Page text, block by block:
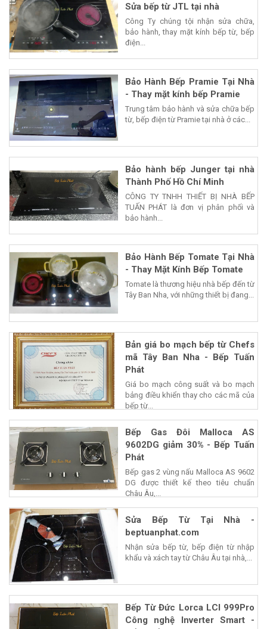
Sửa bếp từ JTL tại nhà
Công Ty chúng tội nhận sửa chữa,
bảo hành, thay mặt kính bếp từ, bếp
điện...
Bảo Hành Bếp Pramie Tại Nhà
- Thay mặt kính bếp Pramie
Trung tâm bảo hành và sửa chữa bếp
từ, bếp điện từ Pramie tại nhà ở các...
Bảo hành bếp Junger tại nhà
Thành Phố Hồ Chí Minh
CÔNG TY TNHH THIẾT BỊ NHÀ BẾP
TUẤN PHÁT là đơn vị phân phối và
bảo hành...
Bảo Hành Bếp Tomate Tại Nhà
- Thay Mặt Kính Bếp Tomate
Tomate là thương hiệu nhà bếp đến từ
Tây Ban Nha, với những thiết bị đang...
Bản giá bo mạch bếp từ Chefs
mã Tây Ban Nha - Bếp Tuấn
Phát
Giá bo mạch công suất và bo mạch
bảng điều khiển thay cho các mã của
bếp từ...
Bếp Gas Đôi Malloca AS
9602DG giảm 30% - Bếp Tuấn
Phát
Bếp gas 2 vùng nấu Malloca AS 9602
DG được thiết kế theo tiêu chuẩn
Châu Âu,...
Sửa Bếp Từ Tại Nhà -
beptuanphat.com
Nhận sửa bếp từ, bếp điện từ nhập
khẩu và xách tay từ Châu Âu tại nhà,...
Bếp Từ Đức Lorca LCI 999Pro
Công nghệ Inverter Smart -